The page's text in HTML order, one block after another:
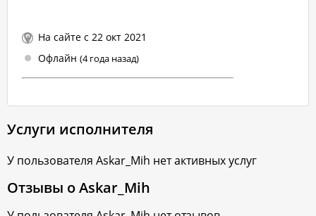
На сайте с 22 окт 2021
Офлайн (4 года назад)
Услуги исполнителя
У пользователя Askar_Mih нет активных услуг
Отзывы оAskar_Mih